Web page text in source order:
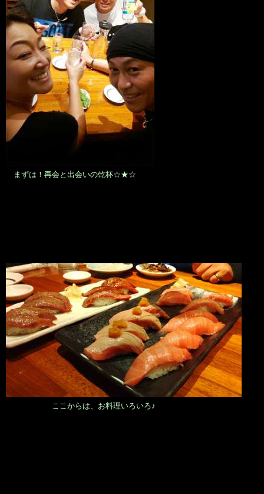
まずは！再会と出会いの乾杯☆★☆
ここからは、お料理いろいろ♪